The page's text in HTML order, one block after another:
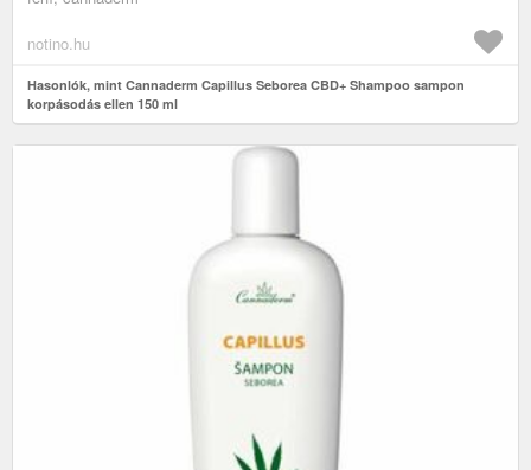
notino.hu
Hasonlók, mint Cannaderm Capillus Seborea CBD+ Shampoo sampon
korpásodás ellen 150 ml